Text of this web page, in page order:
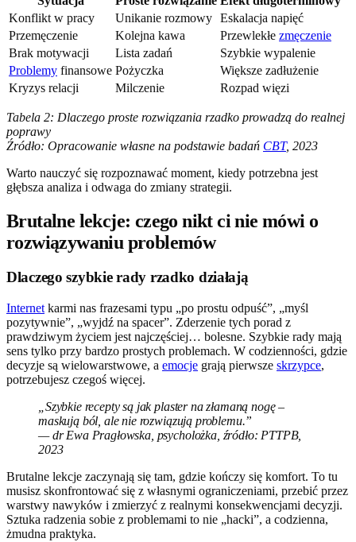
Konflikt w pracy
Unikanie rozmowy Eskalacja napięć
Przemęczenie
Kolejna kawa Przewlekłe zmęczenie
Brak motywacji
Lista zadań
Szybkie wypalenie
Problemy finansowe Pożyczka
Większe zadłużenie
Kryzys relacji
Milczenie Rozpad więzi
Tabela 2: Dlaczego proste rozwiązania rzadko prowadzą do realnej
poprawy
Źródło: Opracowanie własne na podstawie badań CBT, 2023
Warto nauczyć się rozpoznawać moment, kiedy potrzebna jest
głębsza analiza i odwaga do zmiany strategii.
Brutalne lekcje: czego nikt ci nie mówi o
rozwiązywaniu problemów
Dlaczego szybkie rady rzadko działają
Internet karmi nas frazesami typu „po prostu odpuść”, „myśl
pozytywnie”, „wyjdź na spacer”. Zderzenie tych porad z
prawdziwym życiem jest najczęściej… bolesne. Szybkie rady mają
sens tylko przy bardzo prostych problemach. W codzienności, gdzie
decyzje są wielowarstwowe, a emocje grają pierwsze skrzypce,
potrzebujesz czegoś więcej.
„Szybkie recepty są jak plaster na złamaną nogę –
maskują ból, ale nie rozwiązują problemu.”
— dr Ewa Pragłowska, psycholożka, źródło: PTTPB,
2023
Brutalne lekcje zaczynają się tam, gdzie kończy się komfort. To tu
musisz skonfrontować się z własnymi ograniczeniami, przebić przez
warstwy nawyków i zmierzyć z realnymi konsekwencjami decyzji.
Sztuka radzenia sobie z problemami to nie „hacki”, a codzienna,
żmudna praktyka.